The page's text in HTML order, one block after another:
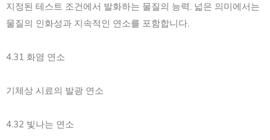
지정된 테스트 조건에서 발화하는 물질의 능력. 넓은 의미에서는
물질의 인화성과 지속적인 연소를 포함합니다.
4.31 화염 연소
기체상 시료의 발광 연소
4.32 빛나는 연소